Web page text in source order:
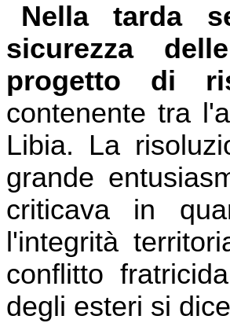
Nella tarda
sicurezza
progetto di
contenente tra
Libia. La
grande
criticava in
l'integrità
conflitto
degli esteri si